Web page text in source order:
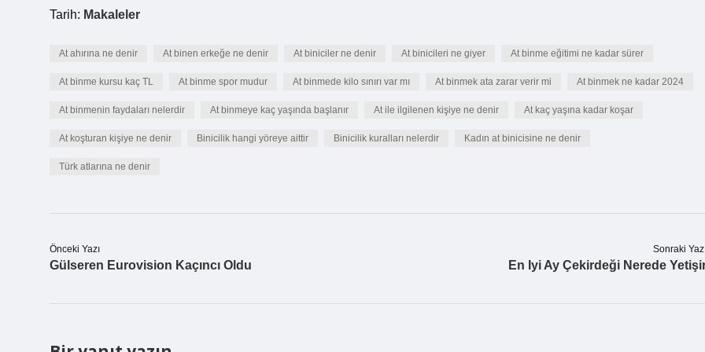
Tarih: Makaleler
At ahırına ne denir At binen erkeğe ne denir At biniciler ne denir At binicileri ne giyer At binme eğitimi ne kadar sürer
At binme kursu kaç TL At binme spor mudur At binmede kilo sınırı var mı At binmek ata zarar verir mi At binmek ne kadar 2024
At binmenin faydaları nelerdir At binmeye kaç yaşında başlanır At ile ilgilenen kişiye ne denir At kaç yaşına kadar koşar
At koşturan kişiye ne denir Binicilik hangi yöreye aittir Binicilik kuralları nelerdir Kadın at binicisine ne denir
Türk atlarına ne denir
Önceki Yazı
Gülseren Eurovision Kaçıncı Oldu
Sonraki
En Iyi Ay Çekirdeği Nerede